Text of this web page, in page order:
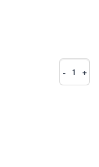
- +